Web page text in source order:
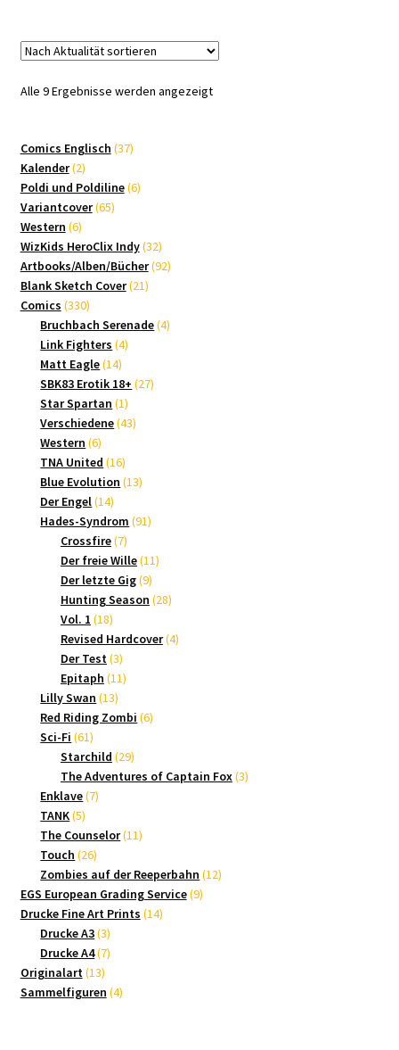
Alle 9 Ergebnisse werden angezeigtNach
Comics Englisch 3737
Kalender 22
Produkte
Poldi und Poldiline 66
Variantcover 6565
Western 66
Produkte
WizKids HeroClix Indy 3232
Produkte
Artbooks/Alben/Bücher 9292
Blank Sketch Cover 2121
Comics 330330
Produkte
Bruchbach Serenade 44
Link Fighters 44
Matt Eagle 1414
Produkte
SBK83 Erotik 18+ 2727
Star Spartan 11
Produkt
Verschiedene 4343
Western 66
Produkte
TNA United 1616
Produkte
Blue Evolution 1313
Der Engel 1414
Produkte
Hades-Syndrom 9191
Crossfire 77
Produkte
Der freie Wille 1111
Der letzte Gig 99
Produkte
Hunting Season 2828
Vol. 1 1818
Produkte
Revised Hardcover 44
Der Test 33
Produkte
Epitaph 1111
Lilly Swan 1313
Produkte
Red Riding Zombi 66
Sci-Fi 6161
Produkte
Starchild 2929
Produkte
The Adventures of Captain Fox 33
Enklave 77
TANK 55
Produkte
The Counselor 1111
Touch 2626
Produkte
Zombies auf der Reeperbahn 1212
EGS European Grading Service 99
Drucke Fine Art Prints 1414
Drucke A3 33
Produkte
Drucke A4 77
Originalart 1313
Produkte
Sammelfiguren 44